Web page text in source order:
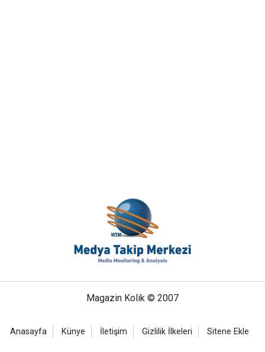
Magazin Kolik © 2007
Anasayfa Künye İletişim Gizlilik İlkeleri Sitene Ekle